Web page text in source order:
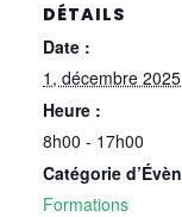
DÉTAILS
Date :
1, décembre 2025
Heure :
8h00 - 17h00
Catégorie
Formations